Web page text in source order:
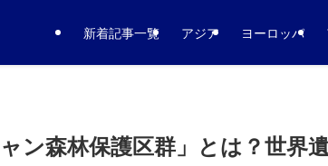
新着記事一覧 アジア ヨーロッパ
ン森林保護区群」とは？世界